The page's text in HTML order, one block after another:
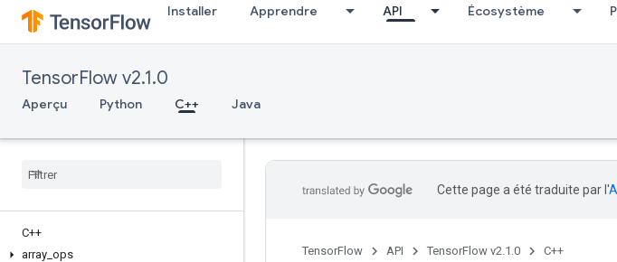
Installer Apprendre API Écosystème
TensorFlow v2.1.0
Aperçu Python C++ Java
C++
array ops
Cette page a été traduite par l'
TensorFlow API TensorFlow v2.1.0 C++